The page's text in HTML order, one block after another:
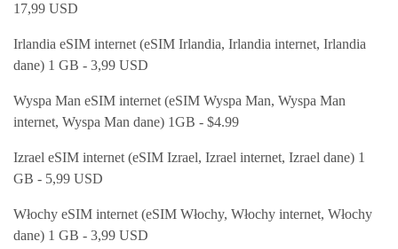
17,99 USD
Irlandia eSIM internet (eSIM Irlandia, Irlandia internet, Irlandia
dane) 1 GB - 3,99 USD
Wyspa Man eSIM internet (eSIM Wyspa Man, Wyspa Man
internet, Wyspa Man dane) 1GB - $4.99
Izrael eSIM internet (eSIM Izrael, Izrael internet, Izrael dane) 1
GB - 5,99 USD
Włochy eSIM internet (eSIM Włochy, Włochy internet, Włochy
dane) 1 GB - 3,99 USD